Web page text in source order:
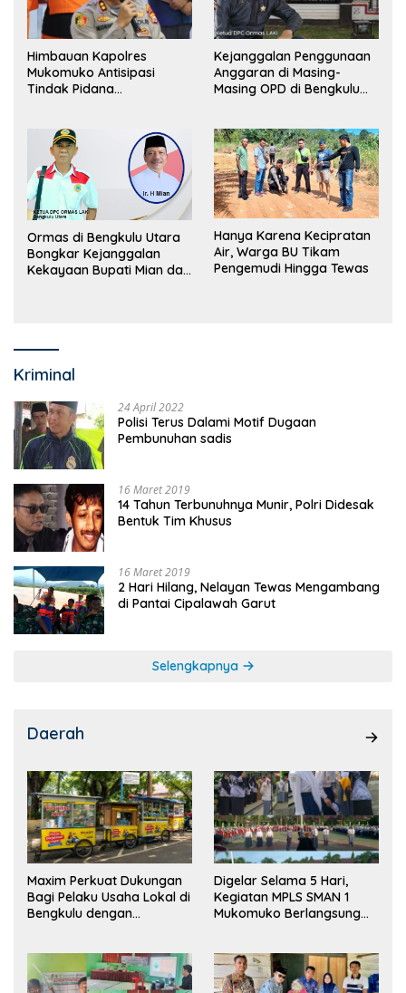
Himbauan Kapolres
Mukomuko Antisipasi
Tindak Pidana
Kejanggalan Penggunaan
Anggaran di Masing-
Masing OPD di Bengkulu
Ormas di Bengkulu Utara
Bongkar Kejanggalan
Kekayaan Bupati Mian dan
Hanya Karena Kecipratan
Air, Warga BU Tikam
Pengemudi Hingga Tewas
Kriminal
24 April 2022
Polisi Terus Dalami Motif Dugaan
Pembunuhan sadis
16 Maret 2019
14 Tahun Terbunuhnya Munir, Polri Didesak
Bentuk Tim Khusus
16 Maret 2019
2 Hari Hilang, Nelayan Tewas Mengambang
di Pantai Cipalawah Garut
Selengkapnya
Daerah
Maxim Perkuat Dukungan
Bagi Pelaku Usaha Lokal di
Bengkulu dengan
Pasar
Digelar Selama 5 Hari,
Kegiatan MPLS SMAN 1
Mukomuko Berlangsung